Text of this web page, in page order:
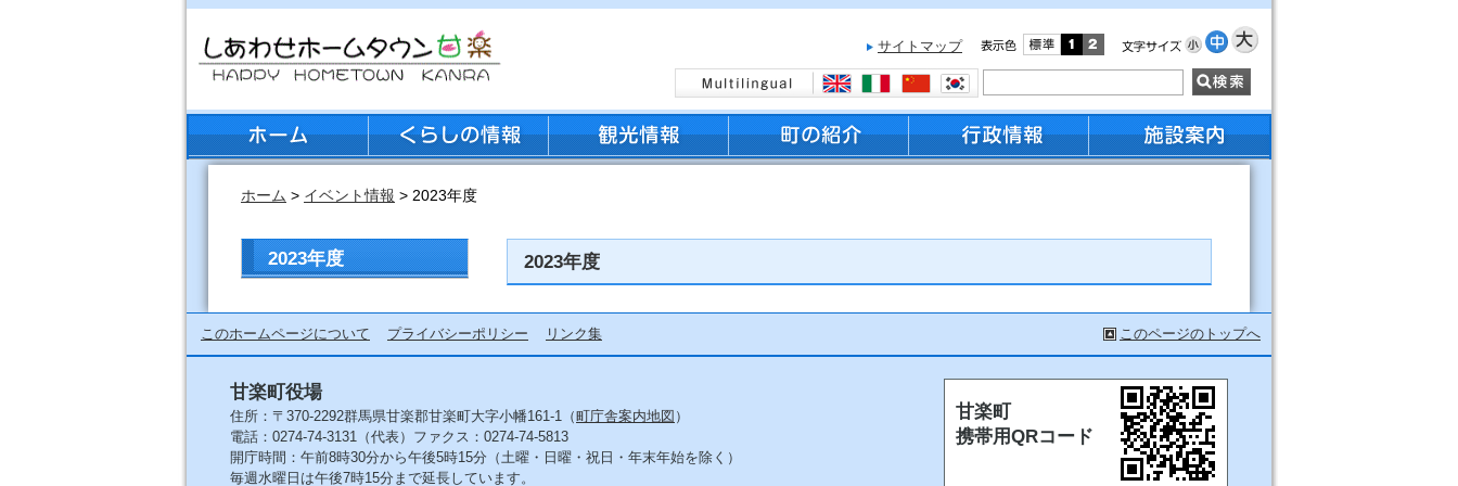
サイトマップ
ホーム > イベント情報 > 2023年度
2023年度 2023年度
このページのトップへ
このホームページについて プライバシーポリシー リンク集
甘楽町役場
住所：〒370-2292群馬県甘楽郡甘楽町大字小幡161-1（町庁舎案内地図 ）
電話：0274-74-3131（代表）ファクス：0274-74-5813
開庁時間：午前8時30分から午後5時15分（土曜・日曜・祝日・年末年始を除く）
毎週水曜日は午後7時15分まで延長しています。
甘楽町
携帯用QRコード